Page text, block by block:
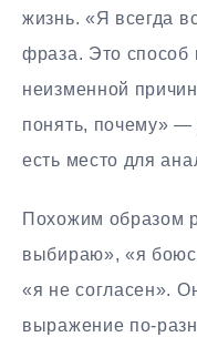
жизнь. «Я всегда
фраза. Это способ
неизменной
понять, почему» —
есть место для
Похожим образом
выбираю», «я
«я не согласен».
выражение по-